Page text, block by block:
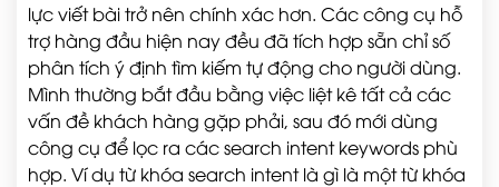
lực viết bài trở nên chính xác hơn. Các công cụ hỗ
trợ hàng đầu hiện nay đều đã tích hợp sẵn chỉ số
phân tích ý định tìm kiếm tự động cho người dùng.
Mình thường bắt đầu bằng việc liệt kê tất cả các
vấn đề khách hàng gặp phải, sau đó mới dùng
công cụ để lọc ra các search intent keywords phù
hợp. Ví dụ từ khóa search intent là gì là một từ khóa